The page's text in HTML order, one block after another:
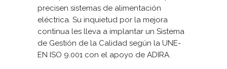
precisen sistemas de alimentación
eléctrica. Su inquietud por la mejora
continua les lleva a implantar un Sistema
de Gestión de la Calidad según la UNE-
EN ISO 9.001 con el apoyo de ADIRA.